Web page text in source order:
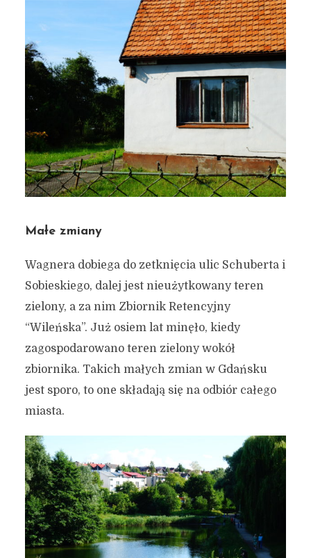
Małe zmiany
Wagnera dobiega do zetknięcia ulic Schuberta i
Sobieskiego, dalej jest nieużytkowany teren
zielony, a za nim Zbiornik Retencyjny
“Wileńska”. Już osiem lat minęło, kiedy
zagospodarowano teren zielony wokół
zbiornika. Takich małych zmian w Gdańsku
jest sporo, to one składają się na odbiór całego
miasta.